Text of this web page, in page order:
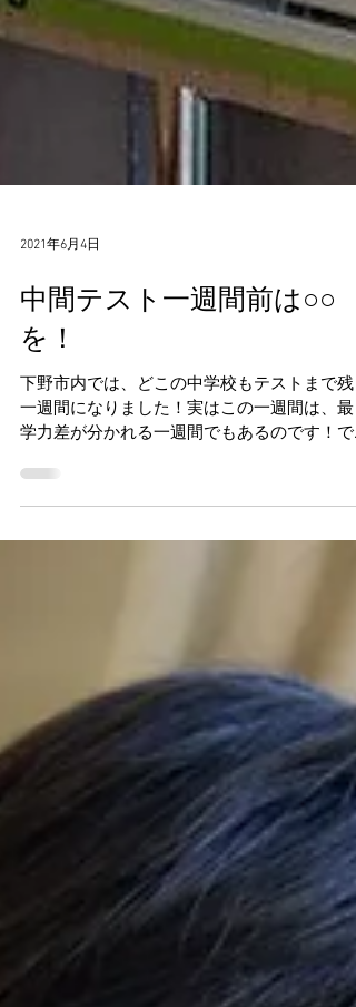
2021年6月4日
中間テスト一週間前は○○
を！
一週間になりました！実はこの一週間は、最
学力差が分かれる一週間でもあるのです！で